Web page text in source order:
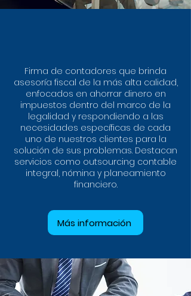
Firma de contadores que brinda
asesoría fiscal de la más alta calidad,
enfocados en ahorrar dinero en
impuestos dentro del marco de la
legalidad y respondiendo a las
necesidades específicas de cada
uno de nuestros clientes para la
solución de sus problemas. Destacan
servicios como outsourcing contable
integral, nómina y planeamiento
financiero.
Más información